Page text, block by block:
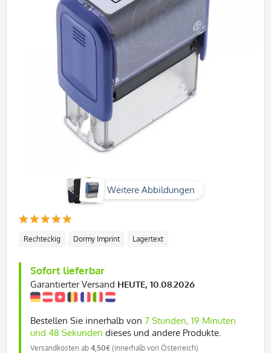
Weitere Abbildungen
Rechteckig Dormy Imprint Lagertext
Sofort lieferbar
Garantierter Versand HEUTE, 10.08.2026
Bestellen Sie innerhalb von 7 Stunden, 19 Minuten
und 48 Sekunden dieses und andere Produkte.
Versandkosten ab 4,50€ (innerhalb von Österreich)